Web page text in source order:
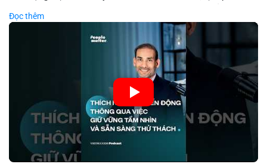
#giaodichlon
#tamlycavoi
chìa khóa để đầu tư viên vượt qua giai đoạn không chắc chắn.
Thay vì phản ứng cảm xúc với những dao động ngắn hạn, các
nhà đầu tư thành công thường tập trung vào nguyên tắc cơ
bản, phân배 tài sản hợp lý và kiên持 theo kế hoạch đã định.
Điều này không chỉ giúp giảm rủi ro mà còn tạo điều kiện để
tận dụng cơ hội khi thị trường phục hồi.
🎥 Xem video trực tiếp tại:
Nguồn: VIETSUCCESS
Đọc thêm